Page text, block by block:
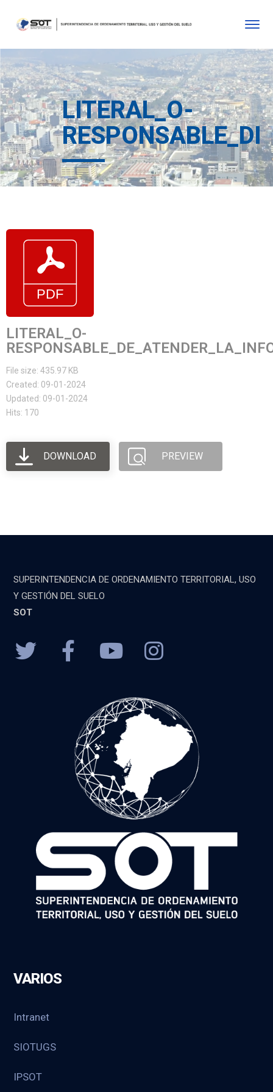
LITERAL_O-
LITERAL_O-
File size: 435.97 KB
Created: 09-01-2024
Updated: 09-01-2024
Hits: 170
DOWNLOAD PREVIEW
SUPERINTENDENCIA DE ORDENAMIENTO TERRITORIAL, USO
Y GESTIÓN DEL SUELO
SOT
VARIOS
Intranet
SIOTUGS
IPSOT